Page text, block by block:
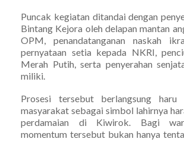
Puncak kegiatan ditandai dengan
Bintang Kejora oleh delapan mantan
OPM, penandatanganan naskah
pernyataan setia kepada NKRI,
Merah Putih, serta penyerahan
miliki.
Prosesi tersebut berlangsung haru
masyarakat sebagai simbol lahirnya
perdamaian di Kiwirok. Bagi
momentum tersebut bukan hanya